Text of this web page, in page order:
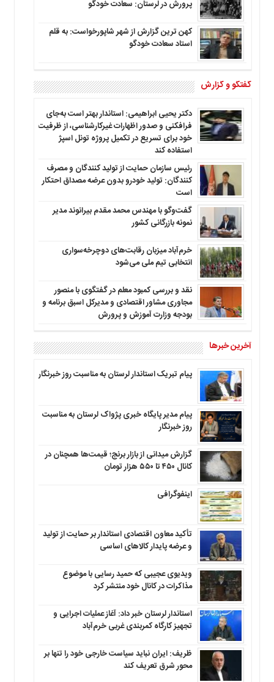
پرورش در لرستان: سعادت خودگو
کهن ترین گزارش از شهر شاپورخواست: به قلم
استاد سعادت خودگو
گفتگو و گزارش
دکتر یحیی ابراهیمی: استاندار بهتر است به‌جای
فرافکنی و صدور اظهارات غیرکارشناسی، از ظرفیت
خود برای تسریع در تکمیل پروژه تونل اسپژ
استفاده کند
رئیس سازمان حمایت از تولید کنندگان و مصرف
کنندگان: تولید خودرو بدون عرضه مصداق احتکار
است
گفت‌وگو با مهندس محمد مقدم بیرانوند مدیر
نمونه بازرگانی کشور
خرم‌آباد میزبان رقابت‌های دوچرخه‌سواری
انتخابی تیم ملی می‌شود
نقد و بررسی کمبود معلم در گفتگوی با منصور
مجاوری مشاور اقتصادی و مدیرکل اسبق برنامه و
بودجه وزارت آموزش و پرورش
آخرین خبرها
پیام تبریک استاندار لرستان به‌ مناسبت روز خبرنگار
پیام مدیر پایگاه خبری پژواک لرستان به مناسبت
روز خبرنگار
گزارش میدانی از بازار برنج؛ قیمت‌ها همچنان در
کانال ۴۵۰ تا ۵۵۰ هزار تومان
اینفوگرافی
تأکید معاون اقتصادی استاندار بر حمایت از تولید
و عرضه پایدار کالاهای اساسی
ویدیوی عجیبی که حمید رسایی با موضوع
مذاکرات در کانال خود منتشر کرد
استاندار لرستان خبر داد: آغاز عملیات اجرایی و
تجهیز کارگاه کمربندی غربی خرم‌آباد
ظریف: ایران نباید سیاست خارجی خود را تنها بر
محور شرق تعریف کند